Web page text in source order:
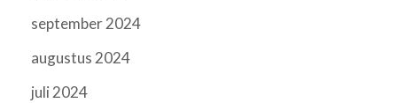
september 2024
augustus 2024
juli 2024